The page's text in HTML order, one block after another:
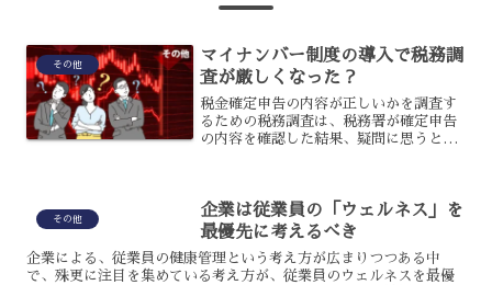
その他
マイナンバー制度の導入で税務調
査が厳しくなった？
税金確定申告の内容が正しいかを調査す
るための税務調査は、税務署が確定申告
の内容を確認した結果、疑問に思うとこ
その他
企業は従業員の「ウェルネス」を
最優先に考えるべき
企業による、従業員の健康管理という考え方が広まりつつある中
で、殊更に注目を集めている考え方が、従業員のウェルネスを最優